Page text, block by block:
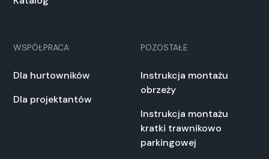
WSPÓŁPRACA
Dla hurtowników
Dla projektantów
POZOSTAŁE
Instrukcja montażu
obrzeży
Instrukcja montażu
kratki trawnikowo
parkingowej